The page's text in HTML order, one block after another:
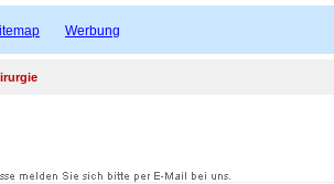
Werbung